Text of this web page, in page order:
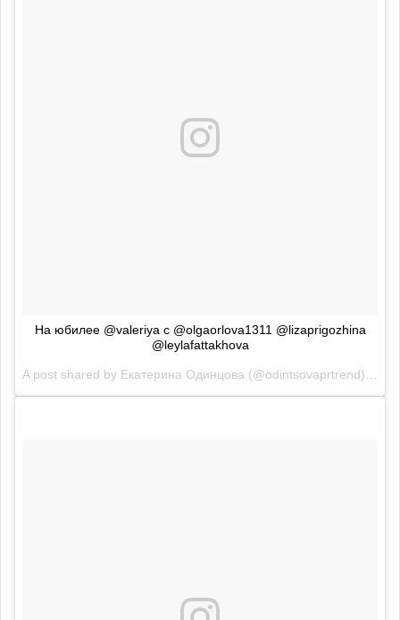
На юбилее @valeriya с @olgaorlova1311 @lizaprigozhina
@leylafattakhova
A post shared by Екатерина Одинцова (@odintsovaprtrend) on